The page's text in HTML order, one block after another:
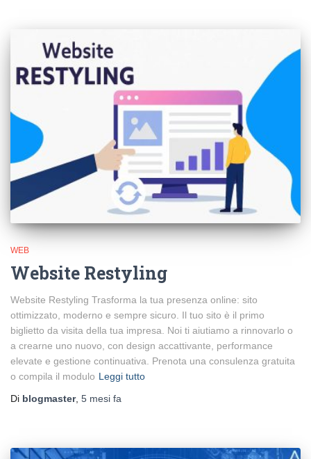
WEB
Website Restyling
Website Restyling Trasforma la tua presenza online: sito
ottimizzato, moderno e sempre sicuro. Il tuo sito è il primo
biglietto da visita della tua impresa. Noi ti aiutiamo a rinnovarlo o
a crearne uno nuovo, con design accattivante, performance
elevate e gestione continuativa. Prenota una consulenza gratuita
o compila il modulo Leggi tutto
Di blogmaster, 5 mesi fa